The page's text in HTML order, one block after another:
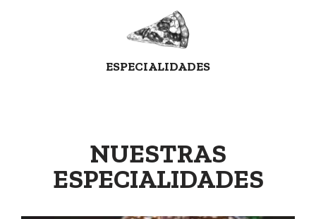
ESPECIALIDADES
NUESTRAS
ESPECIALIDADES